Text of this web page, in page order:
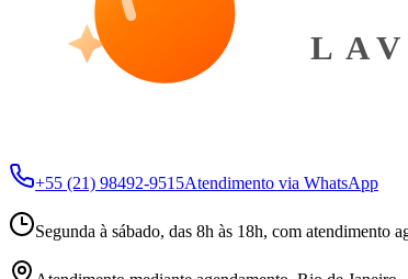
+55 (21) 98492-9515Atendimento via WhatsApp
Segunda à sábado, das 8h às 18h, com atendimento